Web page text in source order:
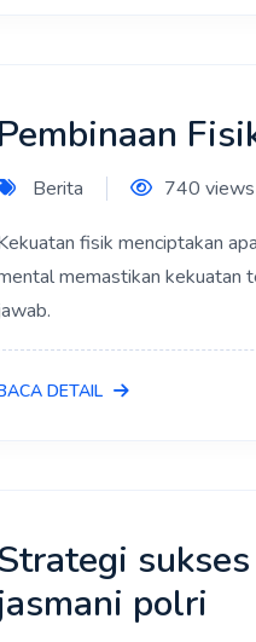
Pembinaan
Berita 740 views
fisik menciptakan
memastikan kekuatan
DETAIL
Strategi
polri